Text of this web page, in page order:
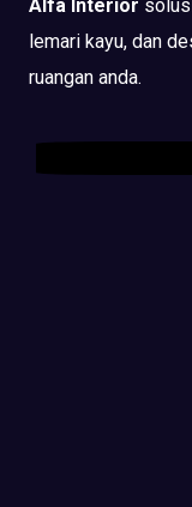
Alfa Interior
lemari kayu, dan
ruangan anda.